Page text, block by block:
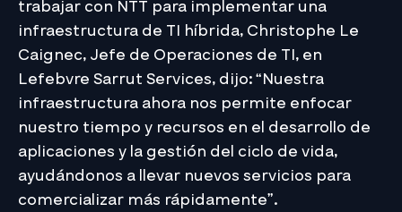
trabajar con NTT para implementar una
infraestructura de TI híbrida, Christophe Le
Caignec, Jefe de Operaciones de TI, en
Lefebvre Sarrut Services, dijo: “Nuestra
infraestructura ahora nos permite enfocar
nuestro tiempo y recursos en el desarrollo de
aplicaciones y la gestión del ciclo de vida,
ayudándonos a llevar nuevos servicios para
comercializar más rápidamente”.